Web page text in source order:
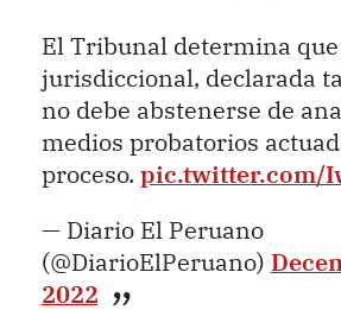
El Tribunal determina
jurisdiccional, declarada
no debe abstenerse de
medios probatorios
proceso. pic.twitter.com/
— Diario El Peruano
(@DiarioElPeruano)
2022